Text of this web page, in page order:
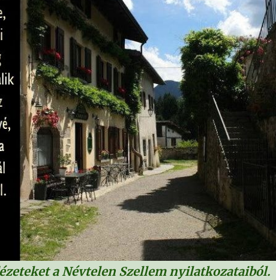
a Névtelen Szellem nyilatkozataiból.